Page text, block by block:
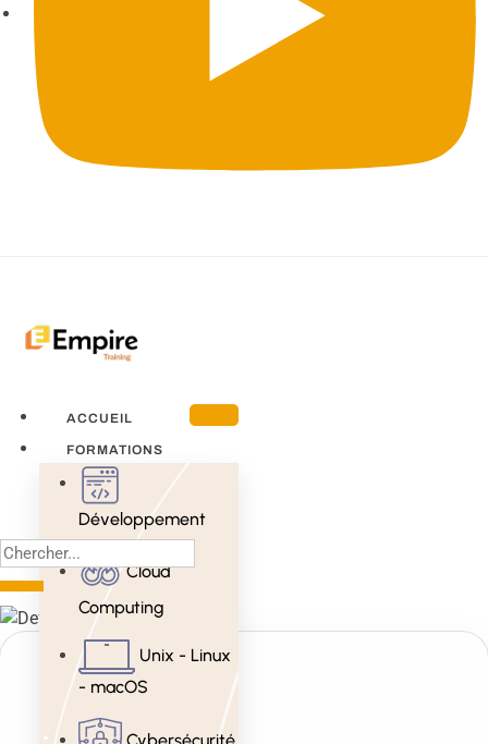
ACCUEIL
FORMATIONS
Développement
Cloud
Computing
Unix - Linux
- macOS